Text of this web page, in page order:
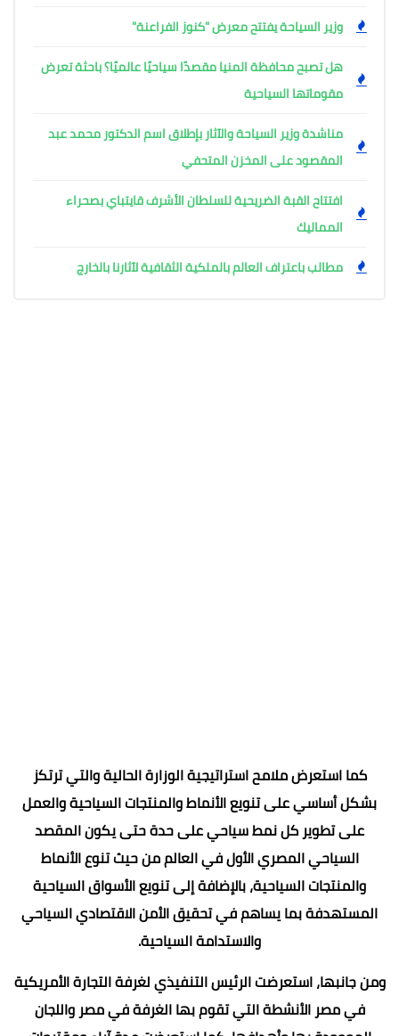
وزير السياحة يفتتح معرض "كنوز الفراعنة"
هل تصبح محافظة المنيا مقصدًا سياحيًا عالميًا؟ باحثة تعرض
مقوماتها السياحية
مناشدة وزير السياحة والآثار بإطلاق اسم الدكتور محمد عبد
المقصود على المخزن المتحفي
افتتاح القبة الضريحية للسلطان الأشرف قايتباي بصحراء
المماليك
مطالب باعتراف العالم بالملكية الثقافية لآثارنا بالخارج
كما استعرض ملامح استراتيجية الوزارة الحالية والتي ترتكز
بشكل أساسي على تنويع الأنماط والمنتجات السياحية والعمل
على تطوير كل نمط سياحي على حدة حتى يكون المقصد
السياحي المصري الأول في العالم من حيث تنوع الأنماط
والمنتجات السياحية، بالإضافة إلى تنويع الأسواق السياحية
المستهدفة بما يساهم في تحقيق الأمن الاقتصادي السياحي
والاستدامة السياحية.
ومن جانبها، استعرضت الرئيس التنفيذي لغرفة التجارة الأمريكية
في مصر الأنشطة التي تقوم بها الغرفة في مصر واللجان